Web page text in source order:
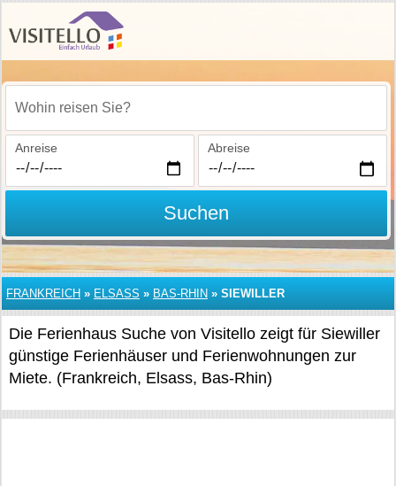
Wohin reisen Sie?
Anreise Abreise
Suchen
FRANKREICH » ELSASS » BAS-RHIN » SIEWILLER
Die Ferienhaus Suche von Visitello zeigt für Siewiller
günstige Ferienhäuser und Ferienwohnungen zur
Miete. (Frankreich, Elsass, Bas-Rhin)